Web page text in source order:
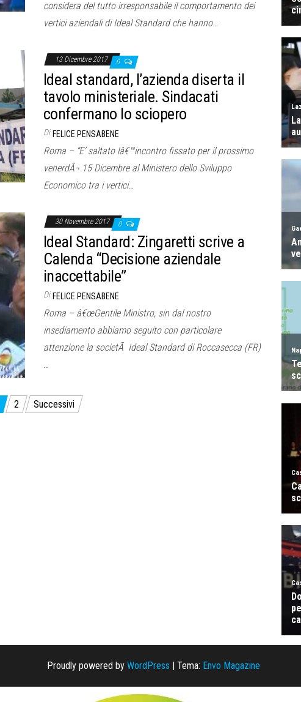
considera del tutto irresponsabile il comportamento dei
vertici aziendali di Ideal Standard che hanno…
13 Dicembre 2017 0
Ideal standard, l’azienda diserta il
tavolo ministeriale. Sindacati
confermano lo sciopero
Di FELICE PENSABENE
Roma – “E’ saltato lâ€™incontro fissato per il prossimo
venerdÃ¬ 15 Dicembre al Ministero dello Sviluppo
Economico tra i vertici…
30 Novembre 2017 0
Ideal Standard: Zingaretti scrive a
Calenda “Decisione aziendale
inaccettabile”
Di FELICE PENSABENE
Roma – â€œGentile Ministro, sin dal nostro
insediamento abbiamo seguito con particolare
attenzione la societÃ Ideal Standard di Roccasecca (FR)
…
2 Successivi
Proudly powered by WordPress | Tema: Envo Magazine